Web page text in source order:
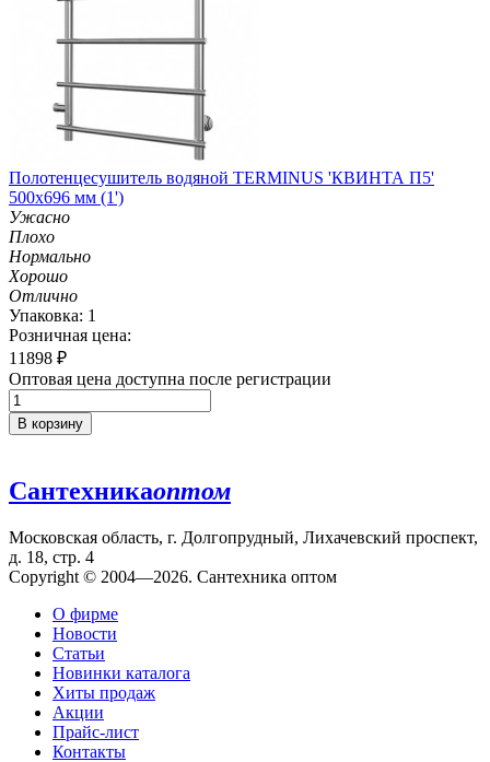
Полотенцесушитель водяной TERMINUS 'КВИНТА П5'
500х696 мм (1')
Ужасно
Плохо
Нормально
Хорошо
Отлично
Упаковка: 1
Розничная цена:
11898 ₽
Оптовая цена доступна после регистрации
В корзину
Сантехникаоптом
Московская область, г. Долгопрудный, Лихачевский проспект,
д. 18, стр. 4
Copyright © 2004—2026. Сантехника оптом
О фирме
Новости
Статьи
Новинки каталога
Хиты продаж
Акции
Прайс-лист
Контакты